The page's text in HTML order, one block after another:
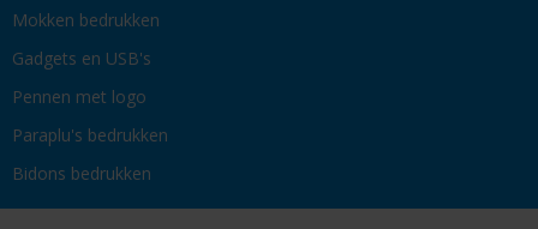
Mokken bedrukken
Gadgets en USB's
Pennen met logo
Paraplu's bedrukken
Bidons bedrukken